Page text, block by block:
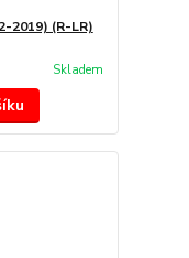
2019) (R-LR)
Skladem